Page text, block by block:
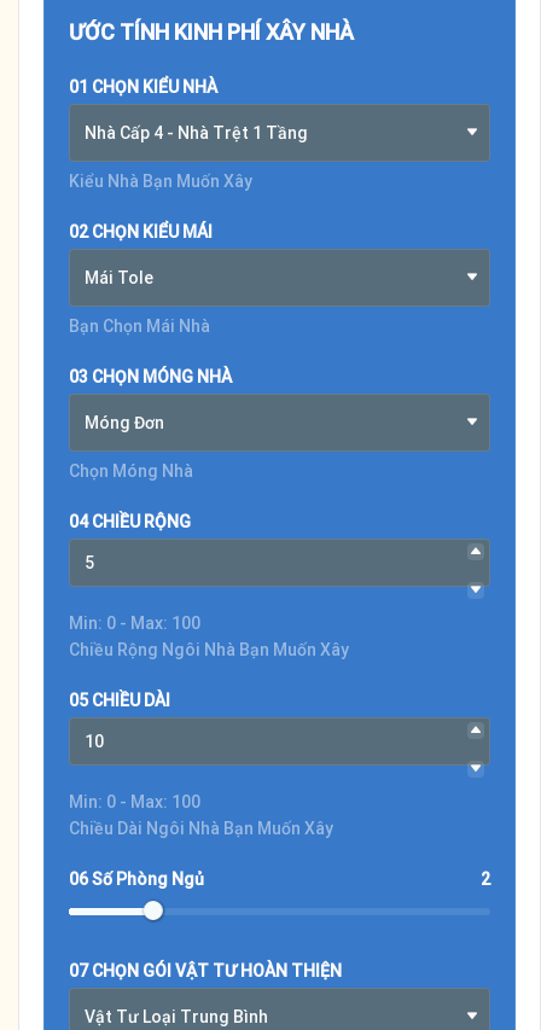
ƯỚC TÍNH KINH PHÍ XÂY NHÀ
01 CHỌN KIỂU NHÀ
Nhà Cấp 4 - Nhà Trệt 1 Tầng
Kiểu Nhà Bạn Muốn Xây
02 CHỌN KIỂU MÁI
Mái Tole
Bạn Chọn Mái Nhà
03 CHỌN MÓNG NHÀ
Móng Đơn
Chọn Móng Nhà
04 CHIỀU RỘNG
Min: 0 - Max: 100
Chiều Rộng Ngôi Nhà Bạn Muốn Xây
05 CHIỀU DÀI
Min: 0 - Max: 100
Chiều Dài Ngôi Nhà Bạn Muốn Xây
06 Số Phòng Ngủ 2
07 CHỌN GÓI VẬT TƯ HOÀN THIỆN
Vật Tư Loại Trung Bình